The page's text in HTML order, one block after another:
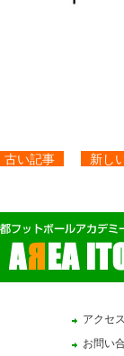
古い記事 新し
アクセ
お問い